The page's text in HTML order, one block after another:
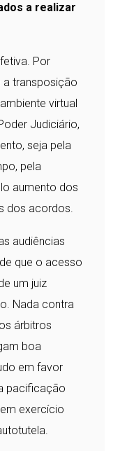
a realizar
Por
a transposição
virtual
Judiciário,
seja pela
pela
aumento dos
dos acordos.
audiências
que o acesso
um juiz
Nada contra
árbitros
boa
em favor
pacificação
em exercício